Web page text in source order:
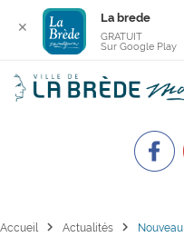
Accueil chevron_right Actualités chevron_right
✕
La brede
GRATUIT
Sur Google Play